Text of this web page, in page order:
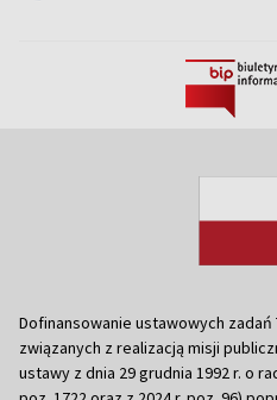
Dofinansowanie ustawowych
związanych z realizacją misji
ustawy z dnia 29 grudnia 1992 r. o